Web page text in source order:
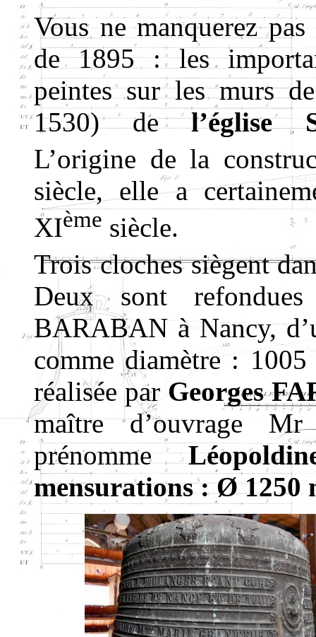
Vous ne manquerez
de 1895 : les
peintes sur les murs
1530) del’église
L’origine de la
siècle, elle a
XIème siècle.
Trois cloches siègent
Deux sont
BARABAN à Nancy,
comme diamètre :
réalisée par Georges
maître d’ouvrage
prénomme
mensurations : Ø 1250